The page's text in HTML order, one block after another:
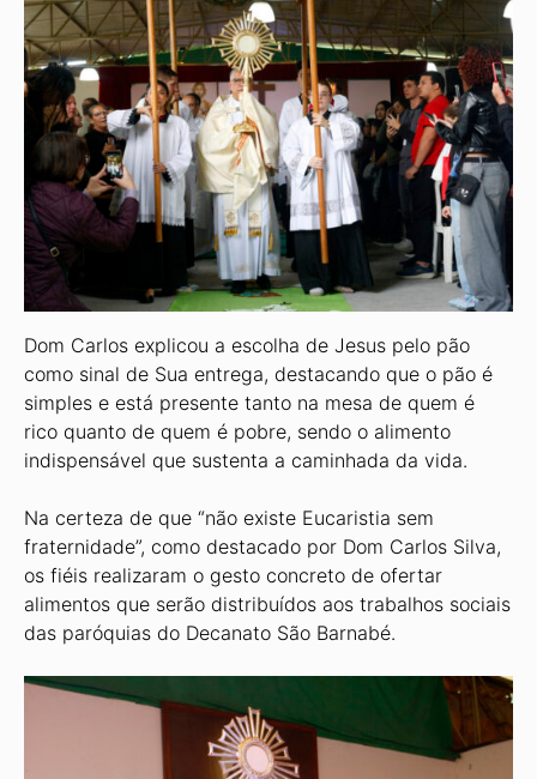
Dom Carlos explicou a escolha de Jesus pelo pão
como sinal de Sua entrega, destacando que o pão é
simples e está presente tanto na mesa de quem é
rico quanto de quem é pobre, sendo o alimento
indispensável que sustenta a caminhada da vida.
Na certeza de que “não existe Eucaristia sem
fraternidade”, como destacado por Dom Carlos Silva,
os fiéis realizaram o gesto concreto de ofertar
alimentos que serão distribuídos aos trabalhos sociais
das paróquias do Decanato São Barnabé.